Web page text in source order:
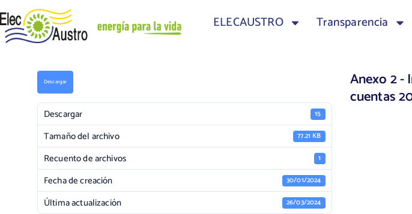
ELECAUSTRO Transparencia
Descargar
Descargar 15
Tamaño del archivo 77.21 KB
Recuento de archivos 1
Fecha de creación 30/01/2024
Última actualización 26/03/2024
Anexo 2 -
cuentas